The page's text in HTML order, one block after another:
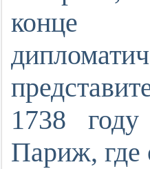
конце
1738
Париж, где